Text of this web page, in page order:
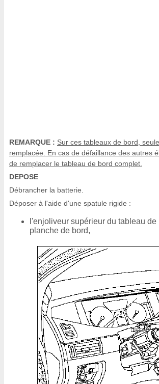
REMARQUE : Sur ces tableaux de bord,
remplacée. En cas de défaillance des autres
de remplacer le tableau de bord complet.
DEPOSE
Débrancher la batterie.
Déposer à l'aide d'une spatule rigide :
l'enjoliveur supérieur du tableau
planche de bord,